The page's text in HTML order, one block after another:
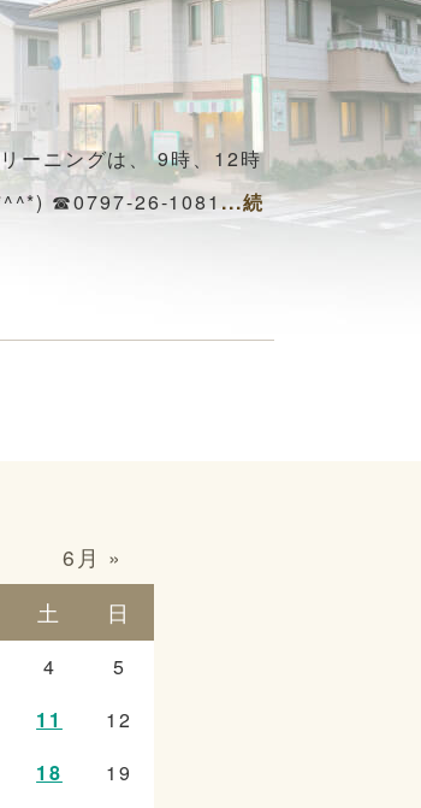
ーニングは、 9時、12時
☎0797-26-1081...続
土 日
6月 »
4
5
11
12
18
19